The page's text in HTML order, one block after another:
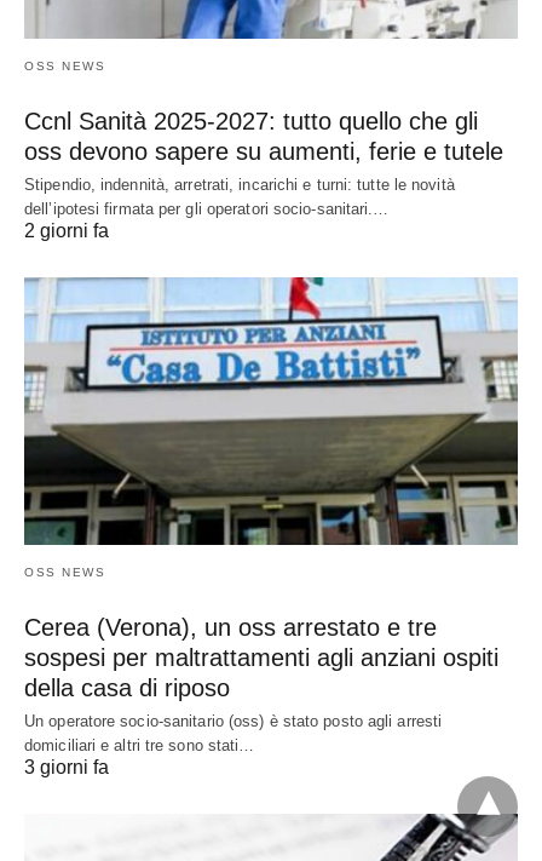
OSS NEWS
Ccnl Sanità 2025-2027: tutto quello che gli
oss devono sapere su aumenti, ferie e tutele
Stipendio, indennità, arretrati, incarichi e turni: tutte le novità
dell’ipotesi firmata per gli operatori socio-sanitari.…
2 giorni fa
OSS NEWS
Cerea (Verona), un oss arrestato e tre
sospesi per maltrattamenti agli anziani ospiti
della casa di riposo
Un operatore socio-sanitario (oss) è stato posto agli arresti
domiciliari e altri tre sono stati…
3 giorni fa